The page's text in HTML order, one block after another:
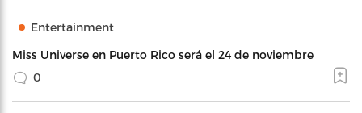
Entertainment
Miss Universe en Puerto Rico será el 24 de noviembre
0